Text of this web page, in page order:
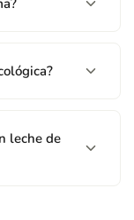
leche de